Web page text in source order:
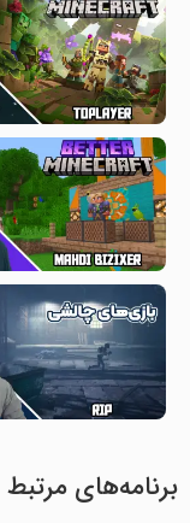
برنامه‌های مرتبط